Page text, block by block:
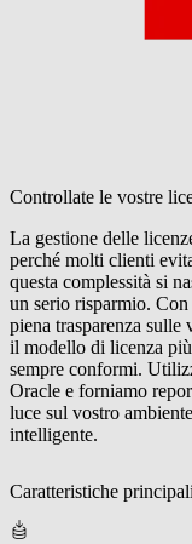
Controllate le vostre
La gestione delle
perché molti clienti
questa complessità si
un serio risparmio.
piena trasparenza
il modello di licenza
sempre conformi.
Oracle e forniamo
luce sul vostro
intelligente.
Caratteristiche